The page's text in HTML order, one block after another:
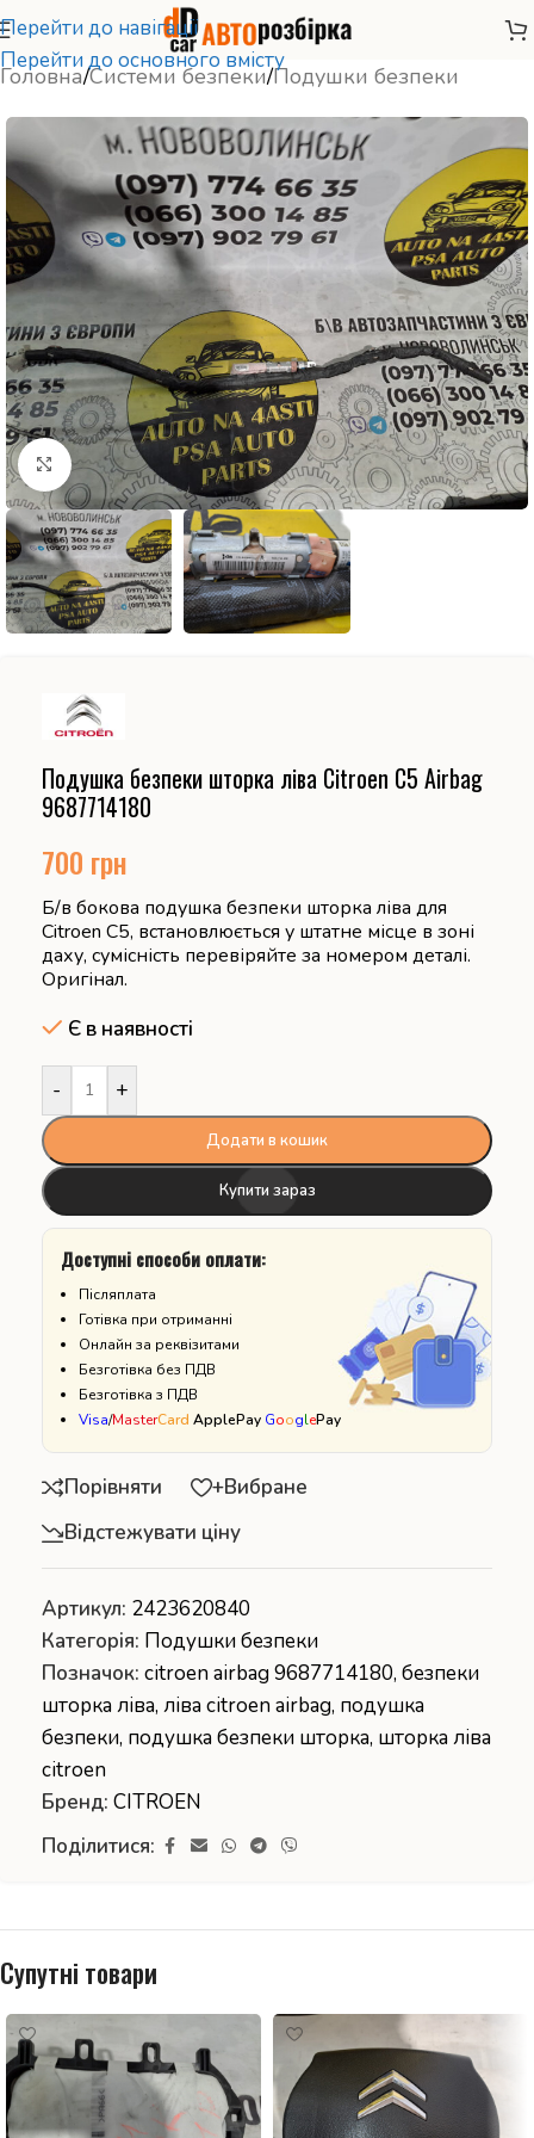
Перейти до навігації
Перейти до основного вмісту
Головна/Системи безпеки/Подушки безпеки
Натисніть, щоб збільшити
Подушка безпеки шторка ліва Citroen C5 Airbag
9687714180
700 грн
Б/в бокова подушка безпеки шторка ліва для
Citroen C5, встановлюється у штатне місце в зоні
даху, сумісність перевіряйте за номером деталі.
Оригінал.
Є в наявності
- +
Додати в кошик
Купити зараз
Доступні способи оплати:
Післяплата
Готівка при отриманні
Онлайн за реквізитами
Безготівка без ПДВ
Безготівка з ПДВ
Visa/MasterCard ApplePay GooglePay
Порівняти
+Вибране
Відстежувати ціну
Артикул: 2423620840
Категорія: Подушки безпеки
Позначок: citroen airbag 9687714180, безпеки
шторка ліва, ліва citroen airbag, подушка
безпеки, подушка безпеки шторка, шторка ліва
citroen
Бренд: CITROEN
Поділитися:
Супутні товари